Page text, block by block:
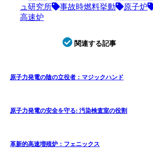
ュ研究所
事故時燃料挙動
原子炉
高速炉
関連する記事
原子力発電の陰の立役者：マジックハンド
原子力発電の安全を守る: 汚染検査室の役割
革新的高速増殖炉：フェニックス